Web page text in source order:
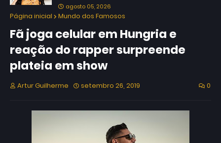
agosto 05, 2026
Página inicial Mundo dos Famosos
Fã joga celular em Hungria e
reação do rapper surpreende
plateia em show
Artur Guilherme setembro 26, 2019 0